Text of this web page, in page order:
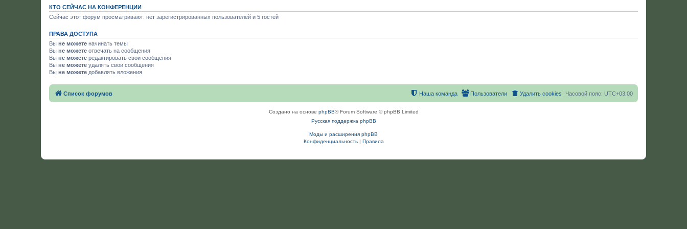
КТО СЕЙЧАС НА КОНФЕРЕНЦИИ
Сейчас этот форум просматривают: нет зарегистрированных пользователей и 5 гостей
ПРАВА ДОСТУПА
Вы не можете начинать темы
Вы не можете отвечать на сообщения
Вы не можете редактировать свои сообщения
Вы не можете удалять свои сообщения
Вы не можете добавлять вложения
Список форумов Часовой пояс: UTC+03:00
Удалить cookies
Пользователи
Наша команда
Создано на основе phpBB® Forum Software © phpBB Limited
Русская поддержка phpBB
Моды и расширения phpBB
Конфиденциальность| Правила